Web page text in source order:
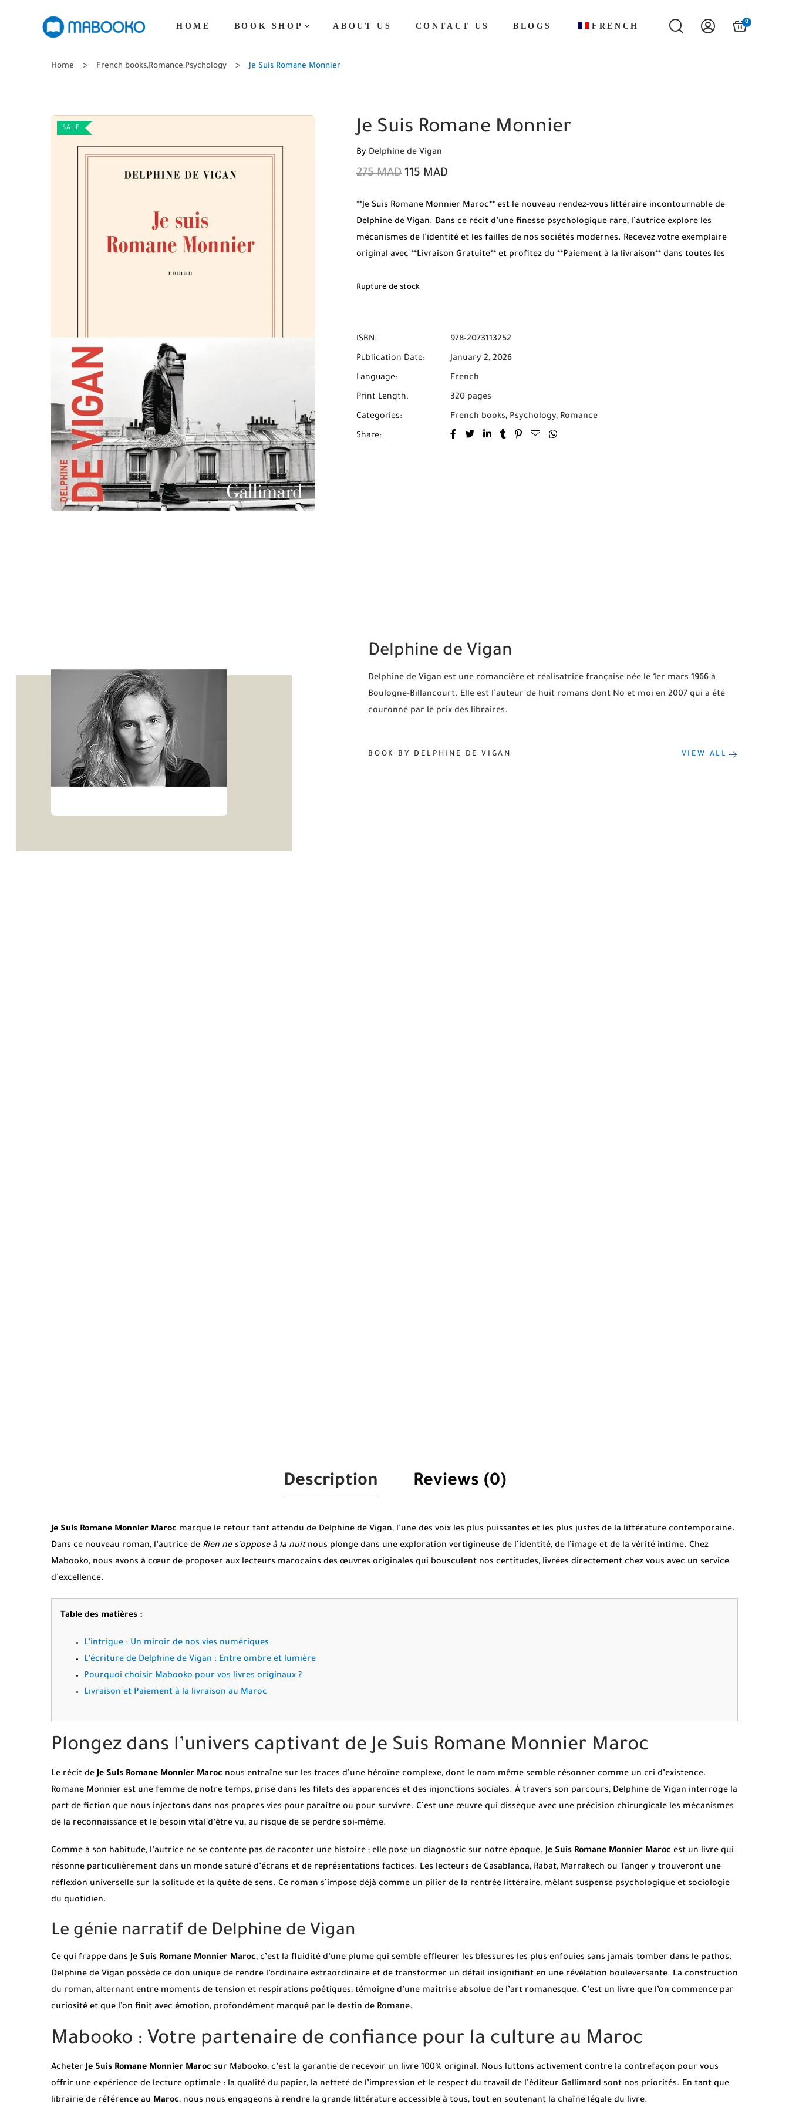
HOME BOOK SHOP ABOUT US CONTACT US BLOGS FRENCH 0
Home French books,Romance,Psychology Je Suis Romane Monnier
SALE Je Suis Romane Monnier
By Delphine de Vigan
275MAD 115 MAD
**Je Suis Romane Monnier Maroc** est le nouveau rendez-vous littéraire incontournable de
Delphine de Vigan. Dans ce récit d’une finesse psychologique rare, l’autrice explore les
mécanismes de l’identité et les failles de nos sociétés modernes. Recevez votre exemplaire
original avec **Livraison Gratuite** et profitez du **Paiement à la livraison** dans toutes les
Rupture de stock
ISBN: 978-2073113252
Publication Date: January 2, 2026
Language: French
Print Length: 320 pages
Categories: French books, Psychology, Romance
Share:
Delphine de Vigan
Delphine de Vigan est une romancière et réalisatrice française née le 1er mars 1966 à
Boulogne-Billancourt. Elle est l’auteur de huit romans dont No et moi en 2007 qui a été
couronné par le prix des libraires.
BOOK BY DELPHINE DE VIGAN VIEW ALL
Description Reviews (0)
Je Suis Romane Monnier Maroc marque le retour tant attendu de Delphine de Vigan, l’une des voix les plus puissantes et les plus justes de la littérature contemporaine.
Dans ce nouveau roman, l’autrice de Rien ne s’oppose à la nuitnous plonge dans une exploration vertigineuse de l’identité, de l’image et de la vérité intime. Chez
Mabooko, nous avons à cœur de proposer aux lecteurs marocains des œuvres originales qui bousculent nos certitudes, livrées directement chez vous avec un service
d’excellence.
Table des matières :
L’intrigue : Un miroir de nos vies numériques
L’écriture de Delphine de Vigan : Entre ombre et lumière
Pourquoi choisir Mabooko pour vos livres originaux ?
Livraison et Paiement à la livraison au Maroc
Plongez dans l’univers captivant de Je Suis Romane Monnier Maroc
Le récit deJe Suis Romane Monnier Maroc nous entraîne sur les traces d’une héroïne complexe, dont le nom même semble résonner comme un cri d’existence.
Romane Monnier est une femme de notre temps, prise dans les filets des apparences et des injonctions sociales. À travers son parcours, Delphine de Vigan interroge la
part de fiction que nous injectons dans nos propres vies pour paraître ou pour survivre. C’est une œuvre qui dissèque avec une précision chirurgicale les mécanismes
de la reconnaissance et le besoin vital d’être vu, au risque de se perdre soi-même.
Comme à son habitude, l’autrice ne se contente pas de raconter une histoire ; elle pose un diagnostic sur notre époque.Je Suis Romane Monnier Maroc est un livre qui
résonne particulièrement dans un monde saturé d’écrans et de représentations factices. Les lecteurs de Casablanca, Rabat, Marrakech ou Tanger y trouveront une
réflexion universelle sur la solitude et la quête de sens. Ce roman s’impose déjà comme un pilier de la rentrée littéraire, mêlant suspense psychologique et sociologie
du quotidien.
Le génie narratif de Delphine de Vigan
Ce qui frappe dansJe Suis Romane Monnier Maroc, c’est la fluidité d’une plume qui semble effleurer les blessures les plus enfouies sans jamais tomber dans le pathos.
Delphine de Vigan possède ce don unique de rendre l’ordinaire extraordinaire et de transformer un détail insignifiant en une révélation bouleversante. La construction
du roman, alternant entre moments de tension et respirations poétiques, témoigne d’une maîtrise absolue de l’art romanesque. C’est un livre que l’on commence par
curiosité et que l’on finit avec émotion, profondément marqué par le destin de Romane.
Mabooko : Votre partenaire de confiance pour la culture au Maroc
AcheterJe Suis Romane Monnier Maroc sur Mabooko, c’est la garantie de recevoir un livre 100% original. Nous luttons activement contre la contrefaçon pour vous
offrir une expérience de lecture optimale : la qualité du papier, la netteté de l’impression et le respect du travail de l’éditeur Gallimard sont nos priorités. En tant que
librairie de référence au Maroc, nous nous engageons à rendre la grande littérature accessible à tous, tout en soutenant la chaîne légale du livre.